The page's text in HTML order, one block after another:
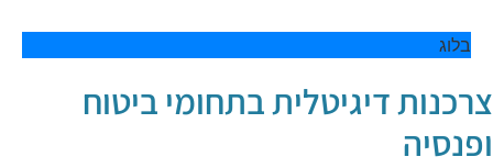
בלוג
צרכנות דיגיטלית בתחומי ביטוח
ופנסיה